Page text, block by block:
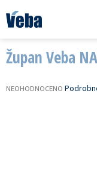
na
obsah
Župan Veba
PRŮMĚRNÉ
NEOHODNOCENO